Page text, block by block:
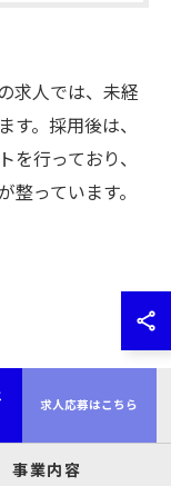
求人では、未経
。採用後は、
行っており、
っています。
求人応募はこちら
事業内容